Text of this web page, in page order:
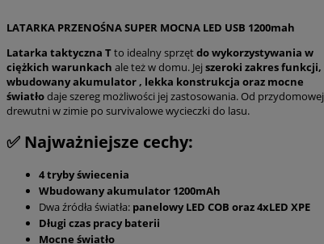
LATARKA PRZENOŚNA SUPER MOCNA LED USB 1200mah
Latarka taktyczna Tto idealny sprzętdo wykorzystywania w
ciężkich warunkach ale też w domu. Jej szeroki zakres funkcji,
wbudowany akumulator , lekka konstrukcja oraz mocne
światłodaje szereg możliwości jej zastosowania. Od przydomowej
drewutni w zimie po survivalowe wycieczki do lasu.
✅ Najważniejsze cechy:
4 tryby świecenia
Wbudowany akumulator 1200mAh
Dwa źródła światła: panelowy LED COB oraz 4xLED XPE
Długi czas pracy baterii
Mocne światło